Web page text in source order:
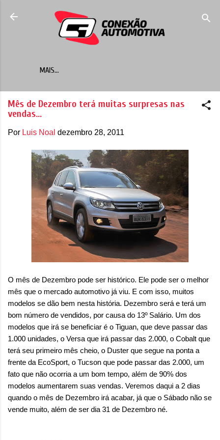
Pular para o conteúdo principal
MAIS…
Mês de Dezembro terá muitas surpresas nas
vendas...
Por Luis Noal dezembro 28, 2011
O mês de Dezembro pode ser histórico. Ele pode ser o melhor
mês que o mercado automotivo já viu. E com isso, muitos
modelos se dão bem nesta história. Dezembro será e terá um
bom número de vendidos, por causa do 13º Salário. Um dos
modelos que irá se beneficiar é o Tiguan, que deve passar das
1.000 unidades, o Versa que irá passar das 2.000, o Cobalt que
terá seu primeiro mês cheio, o Duster que segue na ponta a
frente da EcoSport, o Tucson que pode passar das 2.000, um
fato que não ocorria a um bom tempo, além de 90% dos
modelos aumentarem suas vendas. Veremos daqui a 2 dias
quando o mês de Dezembro irá acabar, já que o Sábado não se
vende muito, além de ser dia 31 de Dezembro né.